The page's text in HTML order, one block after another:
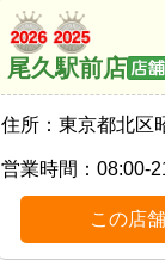
尾久駅前店
住所： 東京都北区
営業時間： 08:00-
この店